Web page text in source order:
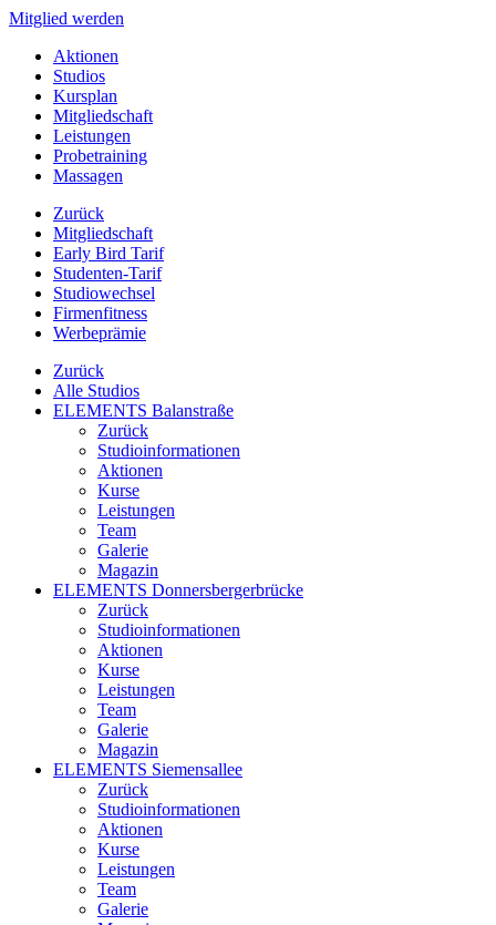
Mitglied werden
Aktionen
Studios
Kursplan
Mitgliedschaft
Leistungen
Probetraining
Massagen
Zurück
Mitgliedschaft
Early Bird Tarif
Studenten-Tarif
Studiowechsel
Firmenfitness
Werbeprämie
Zurück
Alle Studios
ELEMENTS Balanstraße
Zurück
Studioinformationen
Aktionen
Kurse
Leistungen
Team
Galerie
Magazin
ELEMENTS Donnersbergerbrücke
Zurück
Studioinformationen
Aktionen
Kurse
Leistungen
Team
Galerie
Magazin
ELEMENTS Siemensallee
Zurück
Studioinformationen
Aktionen
Kurse
Leistungen
Team
Galerie